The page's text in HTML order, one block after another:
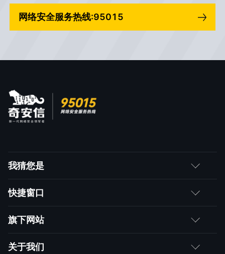
网络安全服务热线:95015
我猜您是
客户
合作伙伴
快捷窗口
如何购买
旗下网站
网神
关于我们